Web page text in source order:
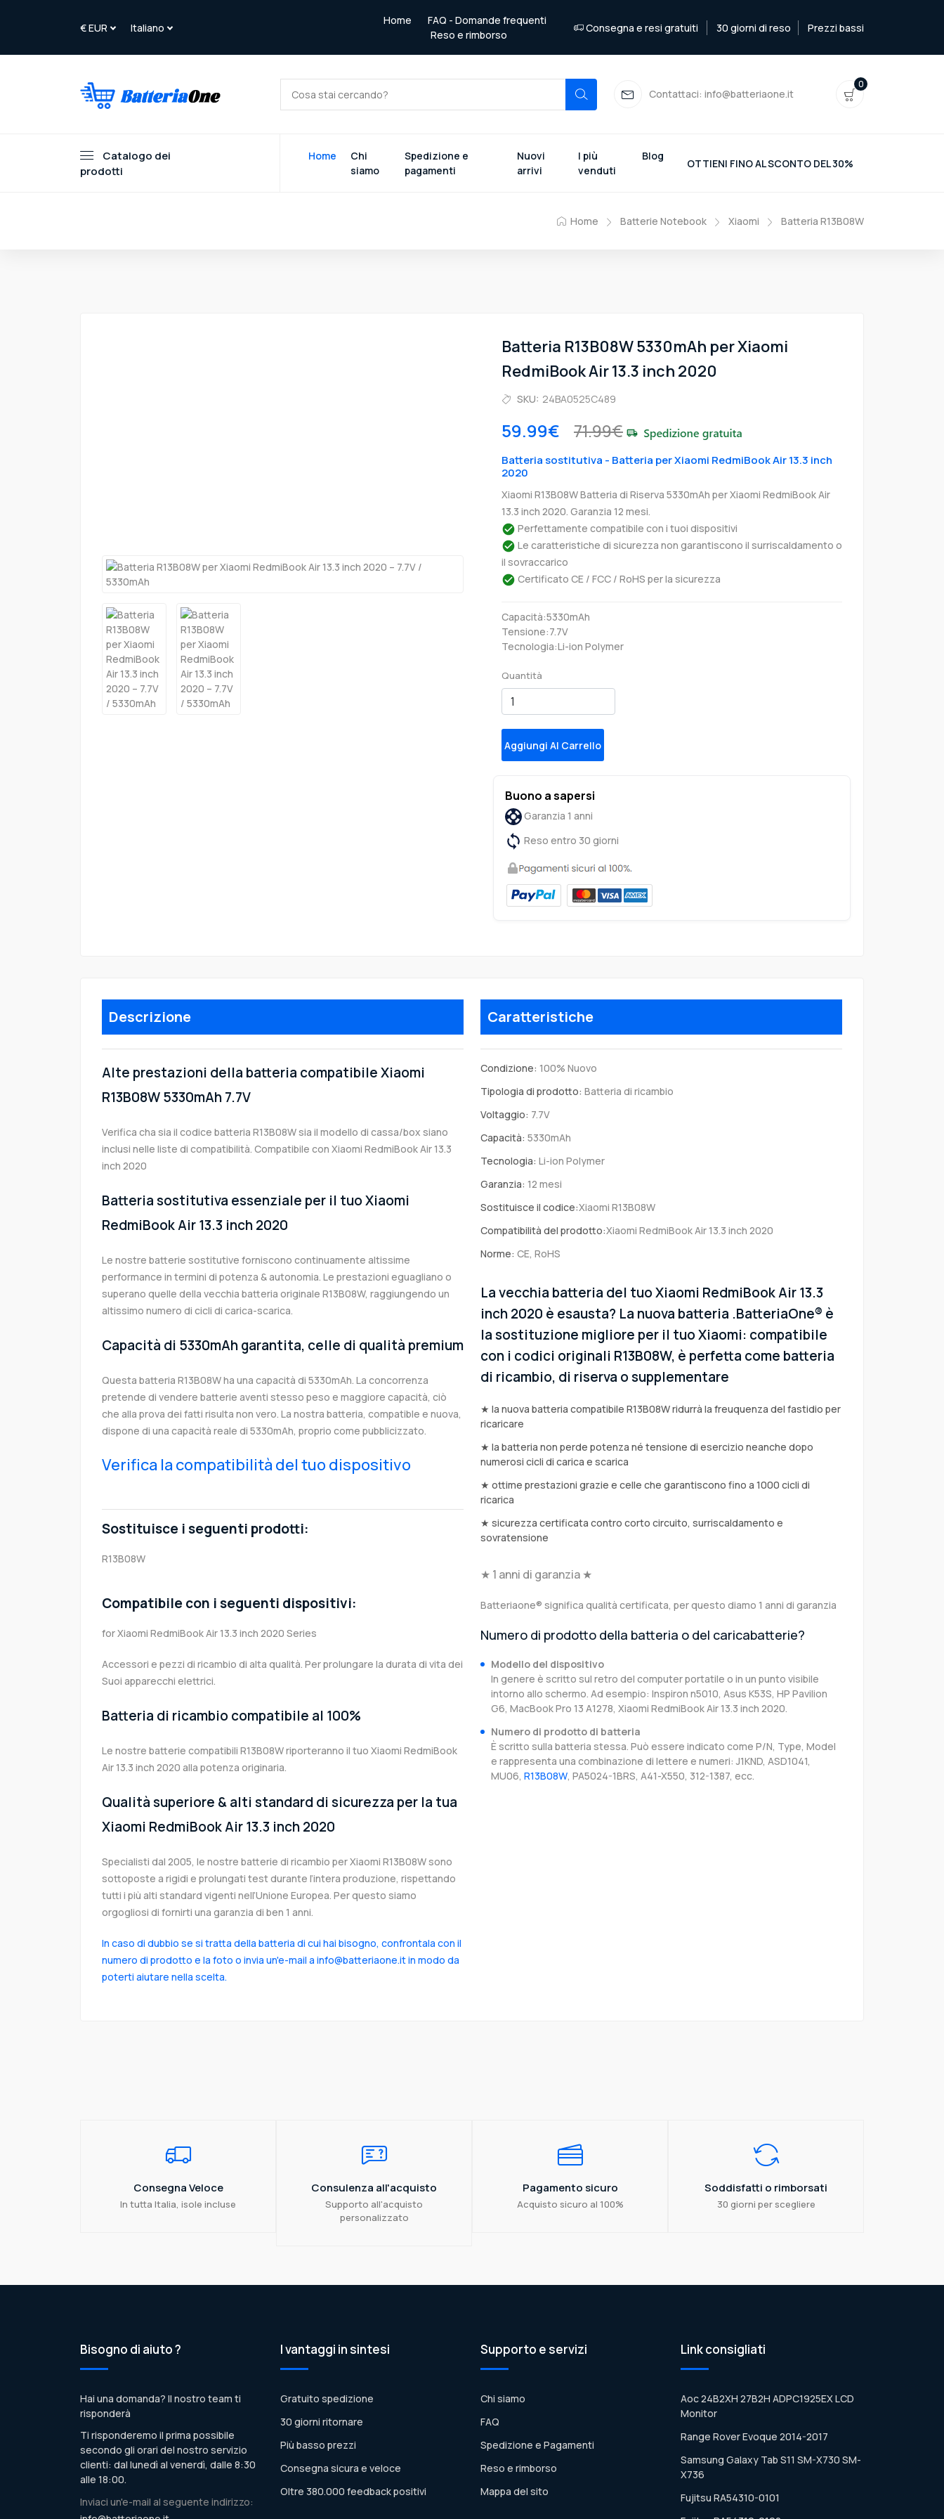
Home
FAQ - Domande frequenti
Reso e rimborso
Consegna e resi gratuiti 30 giorni di reso Prezzi bassi
Contattaci: info@batteriaone.it
0
Catalogo dei
prodotti
Home
Chi
siamo
Spedizione e
pagamenti
Nuovi
arrivi
I più
venduti
Blog
OTTIENI FINO AL SCONTO DEL 30%
Home Batterie Notebook Xiaomi Batteria R13B08W
Batteria R13B08W 5330mAh per Xiaomi
RedmiBook Air 13.3 inch 2020
SKU: 24BA0525C489
59.99€ 71.99€
Batteria sostitutiva - Batteria per Xiaomi RedmiBook Air 13.3 inch
2020
Xiaomi R13B08W Batteria di Riserva 5330mAh per Xiaomi RedmiBook Air
13.3 inch 2020. Garanzia 12 mesi.
Perfettamente compatibile con i tuoi dispositivi
Le caratteristiche di sicurezza non garantiscono il surriscaldamento o
il sovraccarico
Certificato CE / FCC / RoHS per la sicurezza
Capacità:5330mAh
Tensione:7.7V
Tecnologia:Li-ion Polymer
Quantità
Aggiungi Al Carrello
Buono a sapersi
Garanzia 1 anni
Reso entro 30 giorni
Descrizione
Alte prestazioni della batteria compatibile Xiaomi
R13B08W 5330mAh 7.7V
Verifica cha sia il codice batteria R13B08W sia il modello di cassa/box siano
inclusi nelle liste di compatibilità. Compatibile con Xiaomi RedmiBook Air 13.3
inch 2020
Batteria sostitutiva essenziale per il tuo Xiaomi
RedmiBook Air 13.3 inch 2020
Le nostre batterie sostitutive forniscono continuamente altissime
performance in termini di potenza & autonomia. Le prestazioni eguagliano o
superano quelle della vecchia batteria originale R13B08W, raggiungendo un
altissimo numero di cicli di carica-scarica.
Capacità di 5330mAh garantita, celle di qualità premium
Questa batteria R13B08W ha una capacità di 5330mAh. La concorrenza
pretende di vendere batterie aventi stesso peso e maggiore capacità, ciò
che alla prova dei fatti risulta non vero. La nostra batteria, compatible e nuova,
dispone di una capacità reale di 5330mAh, proprio come pubblicizzato.
Verifica la compatibilità del tuo dispositivo
Sostituisce i seguenti prodotti:
R13B08W
Compatibile con i seguenti dispositivi:
for Xiaomi RedmiBook Air 13.3 inch 2020 Series
Accessori e pezzi di ricambio di alta qualità. Per prolungare la durata di vita dei
Suoi apparecchi elettrici.
Batteria di ricambio compatibile al 100%
Le nostre batterie compatibili R13B08W riporteranno il tuo Xiaomi RedmiBook
Air 13.3 inch 2020 alla potenza originaria.
Qualità superiore & alti standard di sicurezza per la tua
Xiaomi RedmiBook Air 13.3 inch 2020
Specialisti dal 2005, le nostre batterie di ricambio per Xiaomi R13B08W sono
sottoposte a rigidi e prolungati test durante l’intera produzione, rispettando
tutti i più alti standard vigenti nell’Unione Europea. Per questo siamo
orgogliosi di fornirti una garanzia di ben 1 anni.
In caso di dubbio se si tratta della batteria di cui hai bisogno, confrontala con il
numero di prodotto e la foto o invia un'e-mail a info@batteriaone.it in modo da
poterti aiutare nella scelta.
Caratteristiche
Condizione: 100% Nuovo
Tipologia di prodotto: Batteria di ricambio
Voltaggio: 7.7V
Capacità: 5330mAh
Tecnologia: Li-ion Polymer
Garanzia: 12 mesi
Sostituisce il codice:Xiaomi R13B08W
Compatibilità del prodotto:Xiaomi RedmiBook Air 13.3 inch 2020
Norme: CE, RoHS
La vecchia batteria del tuo Xiaomi RedmiBook Air 13.3
inch 2020 è esausta? La nuova batteria .BatteriaOne® è
la sostituzione migliore per il tuo Xiaomi: compatibile
con i codici originali R13B08W, è perfetta come batteria
di ricambio, di riserva o supplementare
★ la nuova batteria compatibile R13B08W ridurrà la freuquenza del fastidio per
ricaricare
★ la batteria non perde potenza né tensione di esercizio neanche dopo
numerosi cicli di carica e scarica
★ ottime prestazioni grazie e celle che garantiscono fino a 1000 cicli di
ricarica
★ sicurezza certificata contro corto circuito, surriscaldamento e
sovratensione
★ 1 anni di garanzia ★
Batteriaone® significa qualità certificata, per questo diamo 1 anni di garanzia
Numero di prodotto della batteria o del caricabatterie?
Modello del dispositivo
In genere è scritto sul retro del computer portatile o in un punto visibile
intorno allo schermo. Ad esempio: Inspiron n5010, Asus K53S, HP Pavilion
G6, MacBook Pro 13 A1278, Xiaomi RedmiBook Air 13.3 inch 2020.
Numero di prodotto di batteria
È scritto sulla batteria stessa. Può essere indicato come P/N, Type, Model
e rappresenta una combinazione di lettere e numeri: J1KND, ASD1041,
MU06, R13B08W, PA5024-1BRS, A41-X550, 312-1387, ecc.
Consegna Veloce
In tutta Italia, isole incluse
Consulenza all'acquisto
Supporto all'acquisto
personalizzato
Pagamento sicuro
Acquisto sicuro al 100%
Soddisfatti o rimborsati
30 giorni per scegliere
Bisogno di aiuto ?
Hai una domanda? Il nostro team ti
risponderà
Ti risponderemo il prima possibile
secondo gli orari del nostro servizio
clienti: dal lunedì al venerdì, dalle 8:30
alle 18:00.
Inviaci un'e-mail al seguente indirizzo:
I vantaggi in sintesi
Gratuito spedizione
30 giorni ritornare
Più basso prezzi
Consegna sicura e veloce
Oltre 380.000 feedback positivi
Supporto e servizi
Chi siamo
FAQ
Spedizione e Pagamenti
Reso e rimborso
Mappa del sito
Link consigliati
Aoc 24B2XH 27B2H ADPC1925EX LCD
Monitor
Range Rover Evoque 2014-2017
Samsung Galaxy Tab S11 SM-X730 SM-
X736
Fujitsu RA54310-0101